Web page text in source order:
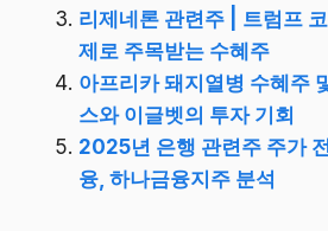
리제네론 관련주 | 트럼프
제로 주목받는 수혜주
아프리카 돼지열병 수혜주
스와 이글벳의 투자 기회
2025년 은행 관련주 주가
융, 하나금융지주 분석